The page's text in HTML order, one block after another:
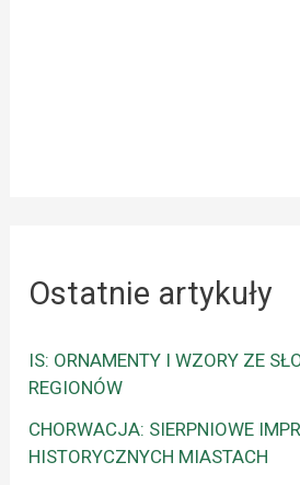
Ostatnie artykuły
IS: ORNAMENTY I WZORY ZE
REGIONÓW
CHORWACJA: SIERPNIOWE
HISTORYCZNYCH MIASTACH